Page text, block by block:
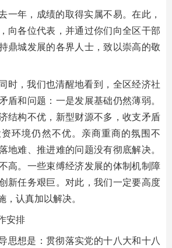
一年，成绩的取得实属不易。在此，
向各位代表，并通过你们向全区干部
鼎城发展的各界人士，致以崇高的敬
时，我们也清醒地看到，全区经济社
盾和问题：一是发展基础仍然薄弱。
结构不优，新型财源不多，收支矛盾
环境仍然不优。亲商重商的氛围不
地难、推进难的问题没有彻底解决。
高。一些束缚经济发展的体制机制障
新任务艰巨。对此，我们一定要高度
，认真加以解决。
安排
思想是：贯彻落实党的十八大和十八